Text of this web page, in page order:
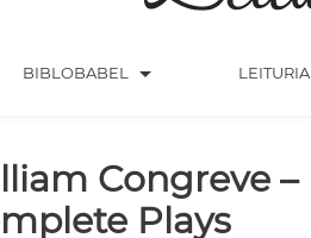
BIBLOBABEL arrow_drop_down LEITURIA
Congreve –
Plays